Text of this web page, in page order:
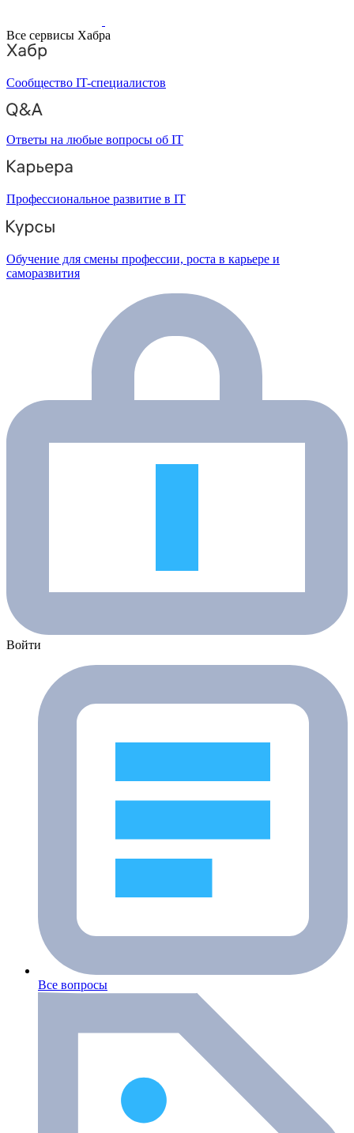
Все сервисы Хабра
Сообщество IT-специалистов
Ответы на любые вопросы об IT
Профессиональное развитие в IT
Обучение для смены профессии, роста в карьере и
саморазвития
Войти
Все вопросы